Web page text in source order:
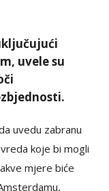
uvele su
uvedu zabranu
koje bi mogli
mjere biće